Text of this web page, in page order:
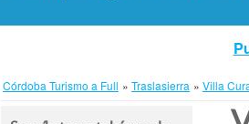
Córdoba Turismo a Full » Traslasierra » Villa